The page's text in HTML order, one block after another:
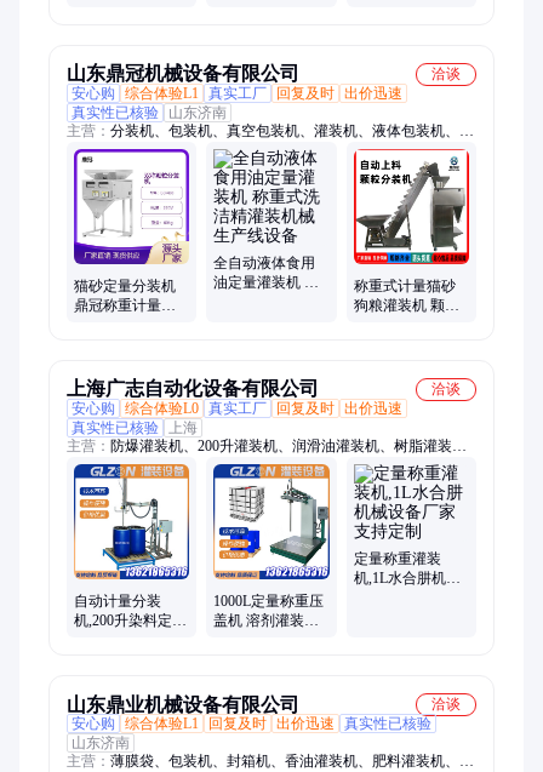
山东鼎冠机械设备有限公司
洽谈
安心购
综合体验L1 真实工厂 回复及时 出价迅速
真实性已核验
山东济南
主营： 分装机、包装机、真空包装机、灌装机、液体包装机、膏
体包装机、酱料包装机、颗粒包装机、粉末包装机、杂粮包装
机、封口机、立式封口机、真空封口机、超声波封口机、超声波
封尾机、面粉包装秤、面粉袋封口机、给袋机、真空旋盖机、收
缩机、封切机、套膜机、热收缩包装机、贴标机
猫砂定量分装机
鼎冠称重计量狗
全自动液体食用
油定量灌装机 称
称重式计量猫砂
狗粮灌装机 颗粒
上海广志自动化设备有限公司
洽谈
安心购
综合体验L0 真实工厂 回复及时 出价迅速
真实性已核验
上海
主营： 防爆灌装机、200升灌装机、润滑油灌装机、树脂灌装
机、化工灌装机、油漆灌装机、溶剂灌装机、硫酸灌装机、视觉
灌装机、200L灌装机、25升灌装机、活塞灌装机、流量计灌装
机、自动灌装生产线、200kg四桶灌装机、IBC吨桶灌装线、吨桶
灌装机、全自动化工桶灌装机、油墨灌装机、涂料灌装机、防腐
蚀灌装机、酸碱灌装机、固化剂灌装机、乳胶漆桶灌装机、吨袋
包装机
自动计量分装
机,200升染料定量
1000L定量称重压
盖机 溶剂灌装机
定量称重灌装
机,1L水合肼机械
山东鼎业机械设备有限公司
洽谈
安心购
综合体验L1 回复及时 出价迅速
真实性已核验
山东济南
主营： 薄膜袋、包装机、封箱机、香油灌装机、肥料灌装机、香